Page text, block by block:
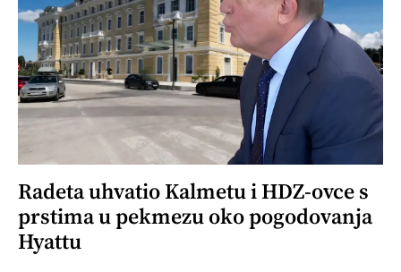
Radeta uhvatio Kalmetu i HDZ-ovce s
prstima u pekmezu oko pogodovanja
Hyattu